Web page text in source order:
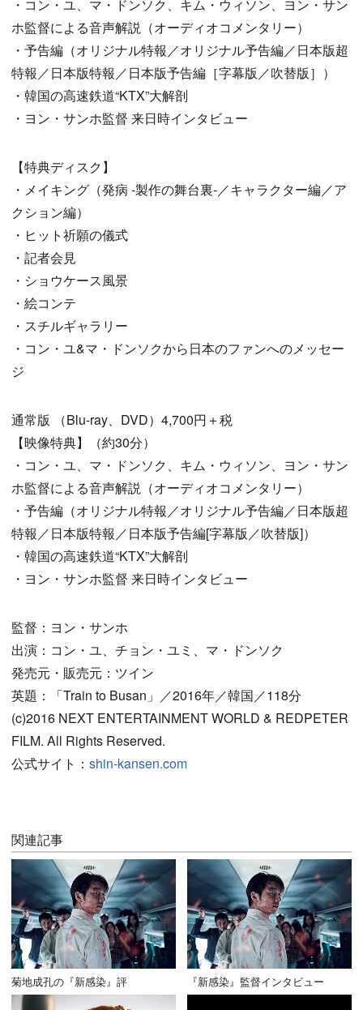
・コン・ユ、マ・ドンソク、キム・ウィソン、ヨン・サン
ホ監督による音声解説（オーディオコメンタリー）
・予告編（オリジナル特報／オリジナル予告編／日本版超
特報／日本版特報／日本版予告編［字幕版／吹替版］）
・韓国の高速鉄道“KTX”大解剖
・ヨン・サンホ監督 来日時インタビュー
【特典ディスク】
・メイキング（発病 -製作の舞台裏-／キャラクター編／ア
クション編）
・ヒット祈願の儀式
・記者会見
・ショウケース風景
・絵コンテ
・スチルギャラリー
・コン・ユ&マ・ドンソクから日本のファンへのメッセー
ジ
通常版 （Blu-ray、DVD）4,700円＋税
【映像特典】（約30分）
・コン・ユ、マ・ドンソク、キム・ウィソン、ヨン・サン
ホ監督による音声解説（オーディオコメンタリー）
・予告編（オリジナル特報／オリジナル予告編／日本版超
特報／日本版特報／日本版予告編[字幕版／吹替版]）
・韓国の高速鉄道“KTX”大解剖
・ヨン・サンホ監督 来日時インタビュー
監督：ヨン・サンホ
出演：コン・ユ、チョン・ユミ、マ・ドンソク
発売元・販売元：ツイン
英題：「Train to Busan」／2016年／韓国／118分
(c)2016 NEXT ENTERTAINMENT WORLD & REDPETER
FILM. All Rights Reserved.
公式サイト： shin-kansen.com
関連記事
菊地成孔の『新感染』評 『新感染』監督インタビュー